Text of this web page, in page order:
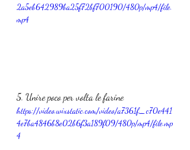
2a5eb642989ba25f72bf700190/480p/mp4/file.
mp4
5. Unire poco per volta le farine
https://video.wixstatic.com/video/a7361f_c70e441
4e7ba4846b8e02b6f3a189f09/480p/mp4/file.mp
4